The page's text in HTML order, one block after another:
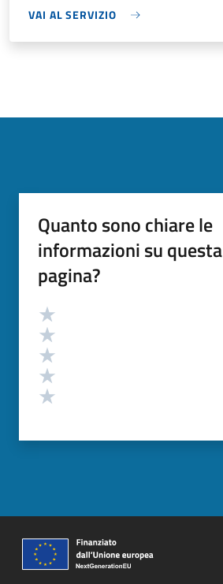
VAI AL SERVIZIO
Quanto sono chiare le
informazioni su questa
pagina?
Valutazione